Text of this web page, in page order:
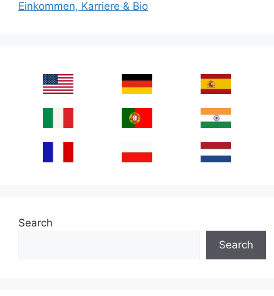
Einkommen, Karriere & Bio
Search
Search